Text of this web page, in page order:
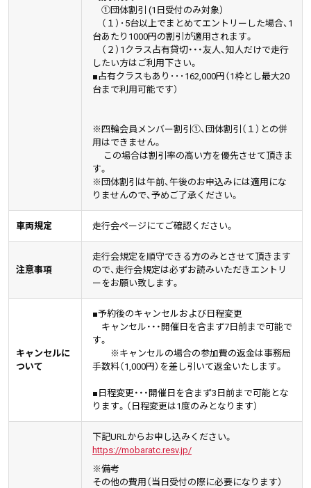
①団体割引 (1日受付のみ対象）
（１）･5台以上でまとめてエントリーした場合、1
台あたり1000円の割引が適用されます。
（２）1クラス占有貸切・・・友人、知人だけで走行
したい方はご利用下さい。
■占有クラスもあり･･･162,000円（1枠とし最大20
台まで利用可能です）
※四輪会員メンバー割引①、団体割引（１）との併
用はできません。
この場合は割引率の高い方を優先させて頂きま
す。
※団体割引は午前、午後のお申込みには適用にな
りませんので、予めご了承ください。
車両規定 走行会ページにてご確認ください。
注意事項
走行会規定を順守できる方のみとさせて頂きます
ので、走行会規定は必ずお読みいただきエントリ
ーをお願い致します。
キャンセルに
ついて
■予約後のキャンセルおよび日程変更
キャンセル・・・開催日を含まず7日前まで可能で
す。
※キャンセルの場合の参加費の返金は事務局
手数料（1,000円）を差し引いて返金いたします。
■日程変更・・・開催日を含まず3日前まで可能とな
ります。（日程変更は1度のみとなります）
下記URLからお申し込みください。
https://mobaratc.resv.jp/
※備考
その他の費用（当日受付の際に必要になります）